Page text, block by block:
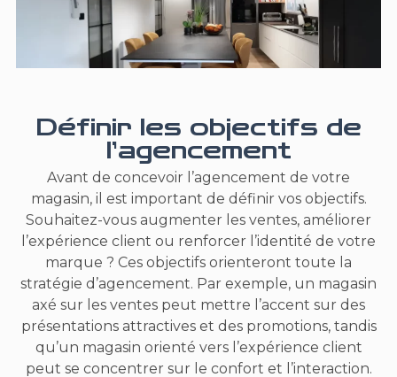
Définir les objectifs de
l’agencement
Avant de concevoir l’agencement de votre
magasin, il est important de définir vos objectifs.
Souhaitez-vous augmenter les ventes, améliorer
l’expérience client ou renforcer l’identité de votre
marque ? Ces objectifs orienteront toute la
stratégie d’agencement. Par exemple, un magasin
axé sur les ventes peut mettre l’accent sur des
présentations attractives et des promotions, tandis
qu’un magasin orienté vers l’expérience client
peut se concentrer sur le confort et l’interaction.